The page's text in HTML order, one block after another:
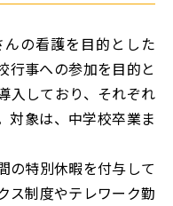
の看護を目的とした
行事への参加を目的と
入しており、それぞれ
対象は、中学校卒業ま
の特別休暇を付与して
ス制度やテレワーク勤